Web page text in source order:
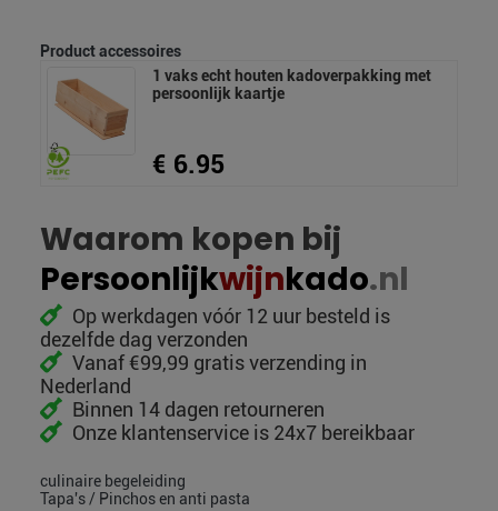
Product accessoires
1 vaks echt houten kadoverpakking met
persoonlijk kaartje
€ 6.95
Waarom kopen bij
Persoonlijkwijnkado.nl
Op werkdagen vóór 12 uur besteld is
dezelfde dag verzonden
Vanaf €99,99 gratis verzending in
Nederland
Binnen 14 dagen retourneren
Onze klantenservice is 24x7 bereikbaar
culinaire begeleiding
Tapa's / Pinchos en anti pasta